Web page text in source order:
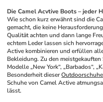
Die Camel Acvtive Boots – jeder
Wie schon kurz erwähnt sind die
gemacht, die keine
Qualität achten und dann lange
echtem Leder lassen sich
Active kombinieren und erfüllen
Bekleidung. Zu den
Modelle „New York“, „Barbados“,
Besonderheit dieser Outdoorschuhe
Schuhe von Camel Active
lässt.